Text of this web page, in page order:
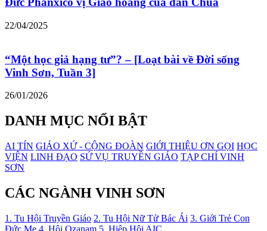
22/04/2025
“Một học giả hạng tư”? – [Loạt bài về Đời sống
Vinh Sơn, Tuần 3]
26/01/2026
DANH MỤC NỔI BẬT
AI TÍN GIÁO XỨ - CỘNG ĐOÀN GIỚI THIỆU ƠN GỌI HỌC
VIỆN LINH ĐẠO SỨ VỤ TRUYỀN GIÁO TẠP CHÍ VINH
SƠN
CÁC NGÀNH VINH SƠN
1. Tu Hội Truyền Giáo 2. Tu Hội Nữ Tử Bác Ái 3. Giới Trẻ Con
Đức Mẹ 4. Hội Ozanam 5. Hiệp Hội AIC